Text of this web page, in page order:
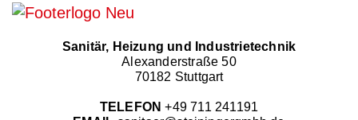
Sanitär, Heizung und Industrietechnik
Alexanderstraße 50
70182 Stuttgart
TELEFON +49 711 241191